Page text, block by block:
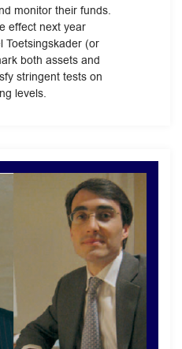
monitor their funds.
effect next year
Toetsingskader (or
both assets and
stringent tests on
levels.